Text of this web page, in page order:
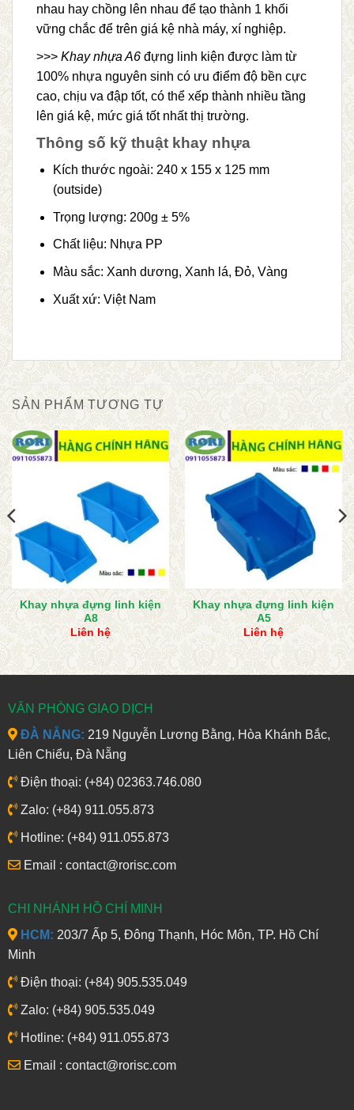
nhau hay chồng lên nhau để tạo thành 1 khối
vững chắc để trên giá kệ nhà máy, xí nghiệp.
>>> Khay nhựa A6 đựng linh kiện được làm từ
100% nhựa nguyên sinh có ưu điểm độ bền cực
cao, chịu va đập tốt, có thể xếp thành nhiều tầng
lên giá kệ, mức giá tốt nhất thị trường.
Thông số kỹ thuật khay nhựa
Kích thước ngoài: 240 x 155 x 125 mm
(outside)
Trọng lượng: 200g ± 5%
Chất liệu: Nhựa PP
Màu sắc: Xanh dương, Xanh lá, Đỏ, Vàng
Xuất xứ: Việt Nam
SẢN PHẨM TƯƠNG TỰ
Khay nhựa đựng linh kiện
A8
Liên hệ
Khay nhựa đựng linh kiện
A5
Liên hệ
VĂN PHÒNG GIAO DỊCH
ĐÀ NẴNG: 219 Nguyễn Lương Bằng, Hòa Khánh Bắc,
Liên Chiểu, Đà Nẵng
Điện thoại: (+84) 02363.746.080
Zalo: (+84) 911.055.873
Hotline: (+84) 911.055.873
Email : contact@rorisc.com
CHI NHÁNH HỒ CHÍ MINH
HCM: 203/7 Ấp 5, Đông Thạnh, Hóc Môn, TP. Hồ Chí
Minh
Điện thoại: (+84) 905.535.049
Zalo: (+84) 905.535.049
Hotline: (+84) 911.055.873
Email : contact@rorisc.com